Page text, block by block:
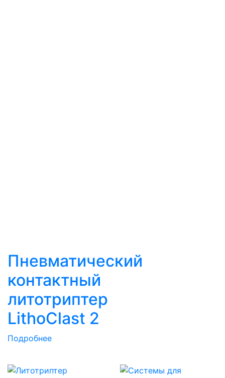
Пневматический
контактный
литотриптер
LithoClast 2
Подробнее